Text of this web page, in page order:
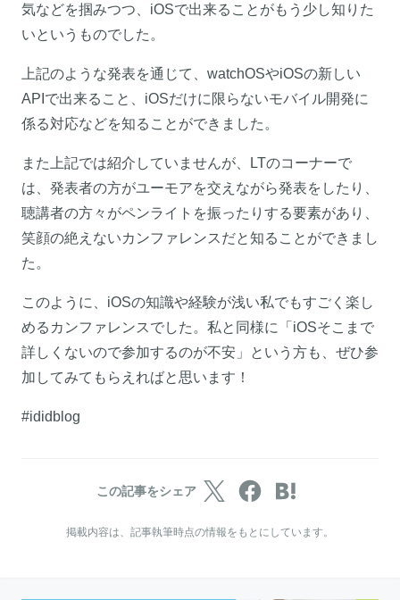
気などを掴みつつ、iOSで出来ることがもう少し知りた
いというものでした。
上記のような発表を通じて、watchOSやiOSの新しい
APIで出来ること、iOSだけに限らないモバイル開発に
係る対応などを知ることができました。
また上記では紹介していませんが、LTのコーナーで
は、発表者の方がユーモアを交えながら発表をしたり、
聴講者の方々がペンライトを振ったりする要素があり、
笑顔の絶えないカンファレンスだと知ることができまし
た。
このように、iOSの知識や経験が浅い私でもすごく楽し
めるカンファレンスでした。私と同様に「iOSそこまで
詳しくないので参加するのが不安」という方も、ぜひ参
加してみてもらえればと思います！
#ididblog
この記事をシェア
掲載内容は、記事執筆時点の情報をもとにしています。